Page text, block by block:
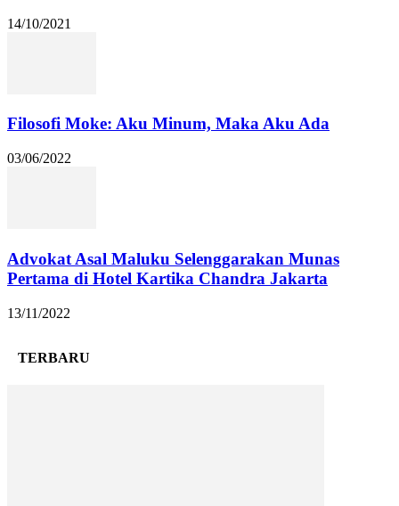
14/10/2021
Filosofi Moke: Aku Minum, Maka Aku Ada
03/06/2022
Advokat Asal Maluku Selenggarakan Munas
Pertama di Hotel Kartika Chandra Jakarta
13/11/2022
TERBARU